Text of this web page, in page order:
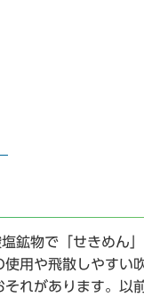
鉱物で「せきめん
用や飛散しやすい
れがあります。以